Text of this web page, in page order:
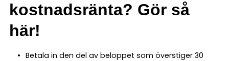
kostnadsränta? Gör så
här!
Betala in den del av beloppet som överstiger 30